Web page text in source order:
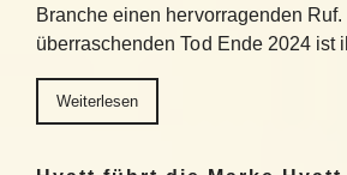
Branche einen hervorragenden
überraschenden Tod Ende 2024 ist
Weiterlesen